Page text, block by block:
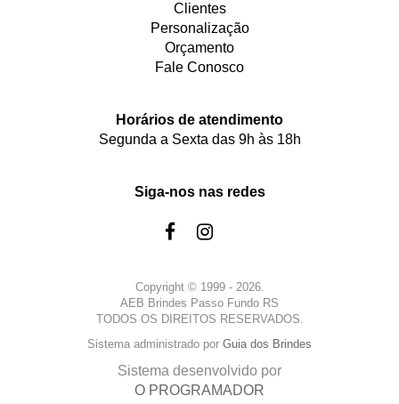
Clientes
Personalização
Orçamento
Fale Conosco
Horários de atendimento
Segunda a Sexta das 9h às 18h
Siga-nos nas redes
Copyright © 1999 - 2026.
AEB Brindes Passo Fundo RS
TODOS OS DIREITOS RESERVADOS.
Sistema administrado por Guia dos Brindes
Sistema desenvolvido por
O PROGRAMADOR